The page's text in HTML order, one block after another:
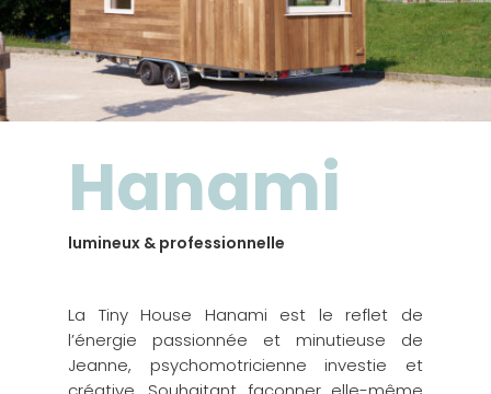
Hanami
lumineux & professionnelle
La Tiny House Hanami est le reflet de
l’énergie passionnée et minutieuse de
Jeanne, psychomotricienne investie et